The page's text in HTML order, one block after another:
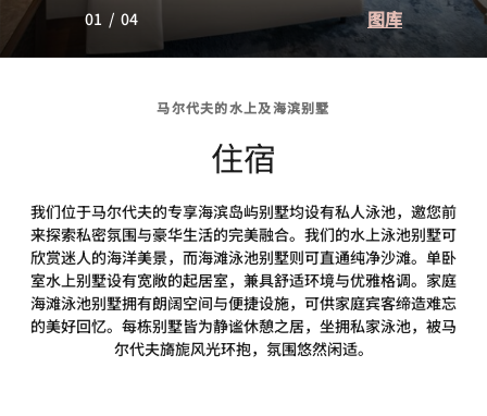
01 / 04 图库
马尔代夫的水上及海滨别墅
住宿
我们位于马尔代夫的专享海滨岛屿别墅均设有私人泳池，邀您前
来探索私密氛围与豪华生活的完美融合。我们的水上泳池别墅可
欣赏迷人的海洋美景，而海滩泳池别墅则可直通纯净沙滩。单卧
室水上别墅设有宽敞的起居室，兼具舒适环境与优雅格调。家庭
海滩泳池别墅拥有朗阔空间与便捷设施，可供家庭宾客缔造难忘
的美好回忆。每栋别墅皆为静谧休憩之居，坐拥私家泳池，被马
尔代夫旖旎风光环抱，氛围悠然闲适。